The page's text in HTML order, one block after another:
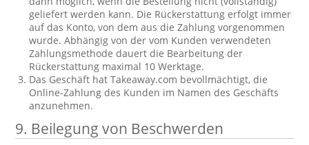
geliefert werden kann. Die Rückerstattung erfolgt immer
auf das Konto, von dem aus die Zahlung vorgenommen
wurde. Abhängig von der vom Kunden verwendeten
Zahlungsmethode dauert die Bearbeitung der
Rückerstattung maximal 10 Werktage.
Das Geschäft hat Takeaway.com bevollmächtigt, die
Online-Zahlung des Kunden im Namen des Geschäfts
anzunehmen.
9. Beilegung von Beschwerden